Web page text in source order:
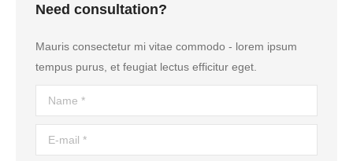
Need consultation?
Mauris consectetur mi vitae commodo - lorem ipsum
tempus purus, et feugiat lectus efficitur eget.
Name *
E-mail *